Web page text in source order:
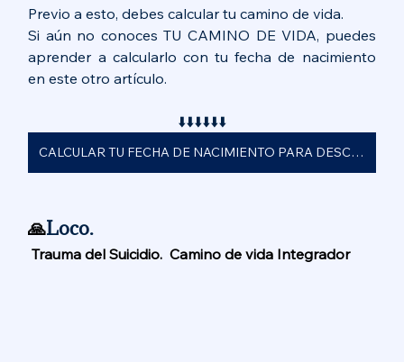
Previo a esto, debes calcular tu camino de vida.
Si aún no conoces TU CAMINO DE VIDA, puedes
aprender a calcularlo con tu fecha de nacimiento
en este otro artículo.
⬇️⬇️⬇️⬇️⬇️⬇️
CALCULAR TU FECHA DE NACIMIENTO PARA DESCUBRIR TU CAMINO DE VIDA.
🙏Loco.
Trauma del Suicidio.  Camino de vida Integrador